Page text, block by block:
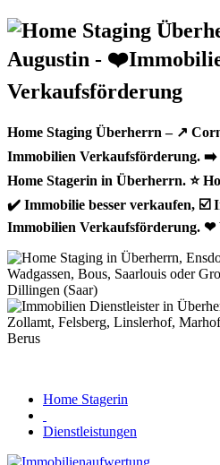
Home Staging Überherrn – ↗️
Immobilien Verkaufsförderung.
Home Stagerin in Überherrn. ⭐
✔️ Immobilie besser verkaufen, ☑️
Immobilien Verkaufsförderung.
Home Stagerin
Dienstleistungen